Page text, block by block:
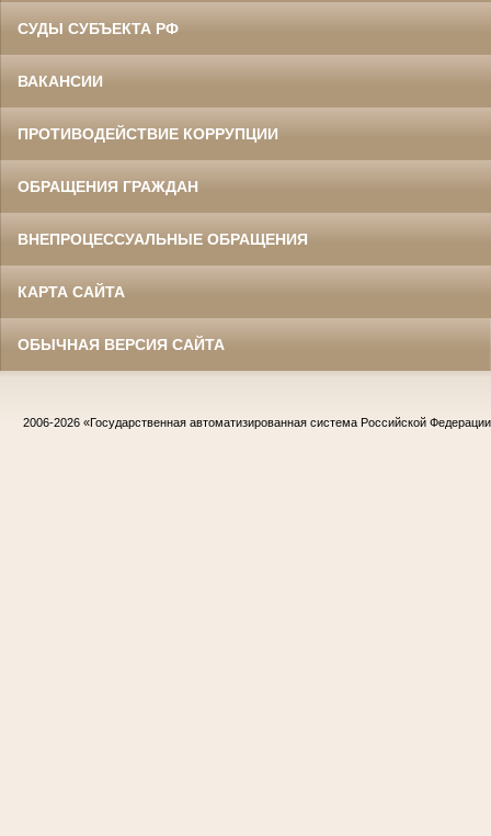
СУДЫ СУБЪЕКТА РФ
ВАКАНСИИ
ПРОТИВОДЕЙСТВИЕ КОРРУПЦИИ
ОБРАЩЕНИЯ ГРАЖДАН
ВНЕПРОЦЕССУАЛЬНЫЕ ОБРАЩЕНИЯ
КАРТА САЙТА
ОБЫЧНАЯ ВЕРСИЯ САЙТА
2006-2026 «Государственная автоматизированная система Российской